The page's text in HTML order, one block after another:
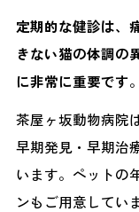
定期的な健診は、
きない猫の体調の
に非常に重要です。
茶屋ヶ坂動物病院
早期発見・早期治
います。ペットの
ンもご用意してい